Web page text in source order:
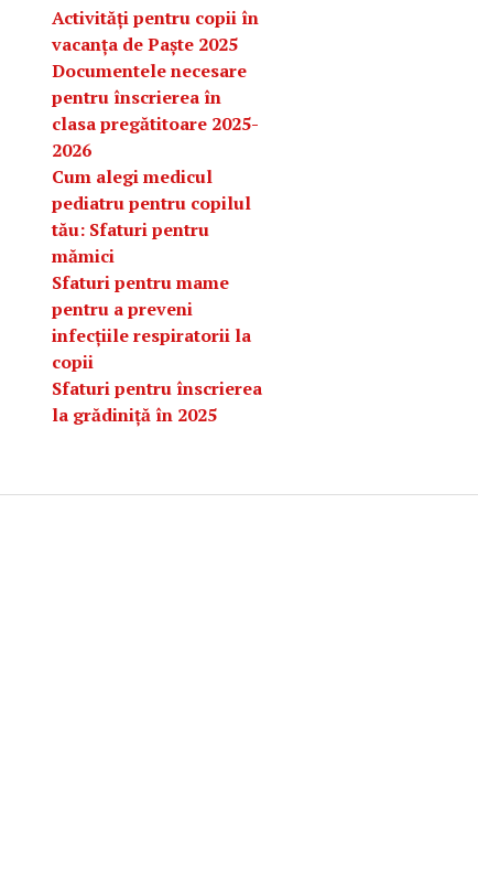
Activități pentru copii în
vacanța de Paște 2025
Documentele necesare
pentru înscrierea în
clasa pregătitoare 2025-
2026
Cum alegi medicul
pediatru pentru copilul
tău: Sfaturi pentru
mămici
Sfaturi pentru mame
pentru a preveni
infecțiile respiratorii la
copii
Sfaturi pentru înscrierea
la grădiniță în 2025